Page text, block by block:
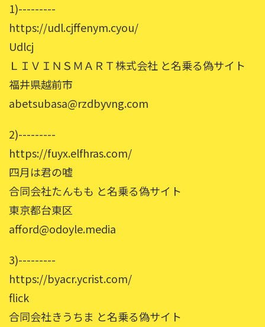
1)---------
https://udl.cjffenym.cyou/
Udlcj
ＬＩＶＩＮＳＭＡＲＴ株式会社 と名乗る偽サイト
福井県越前市
abetsubasa@rzdbyvng.com
2)---------
https://fuyx.elfhras.com/
四月は君の嘘
合同会社たんもも と名乗る偽サイト
東京都台東区
afford@odoyle.media
3)---------
https://byacr.ycrist.com/
flick
合同会社きうちま と名乗る偽サイト